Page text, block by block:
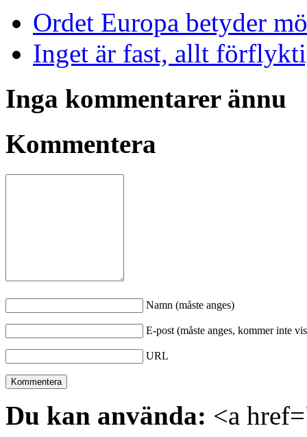
Ordet Europa betyder
Inget är fast, allt
Inga kommentarer ännu
Kommentera
Namn (måste anges)
E-post (måste anges, kommer inte
URL
Du kan använda: <a